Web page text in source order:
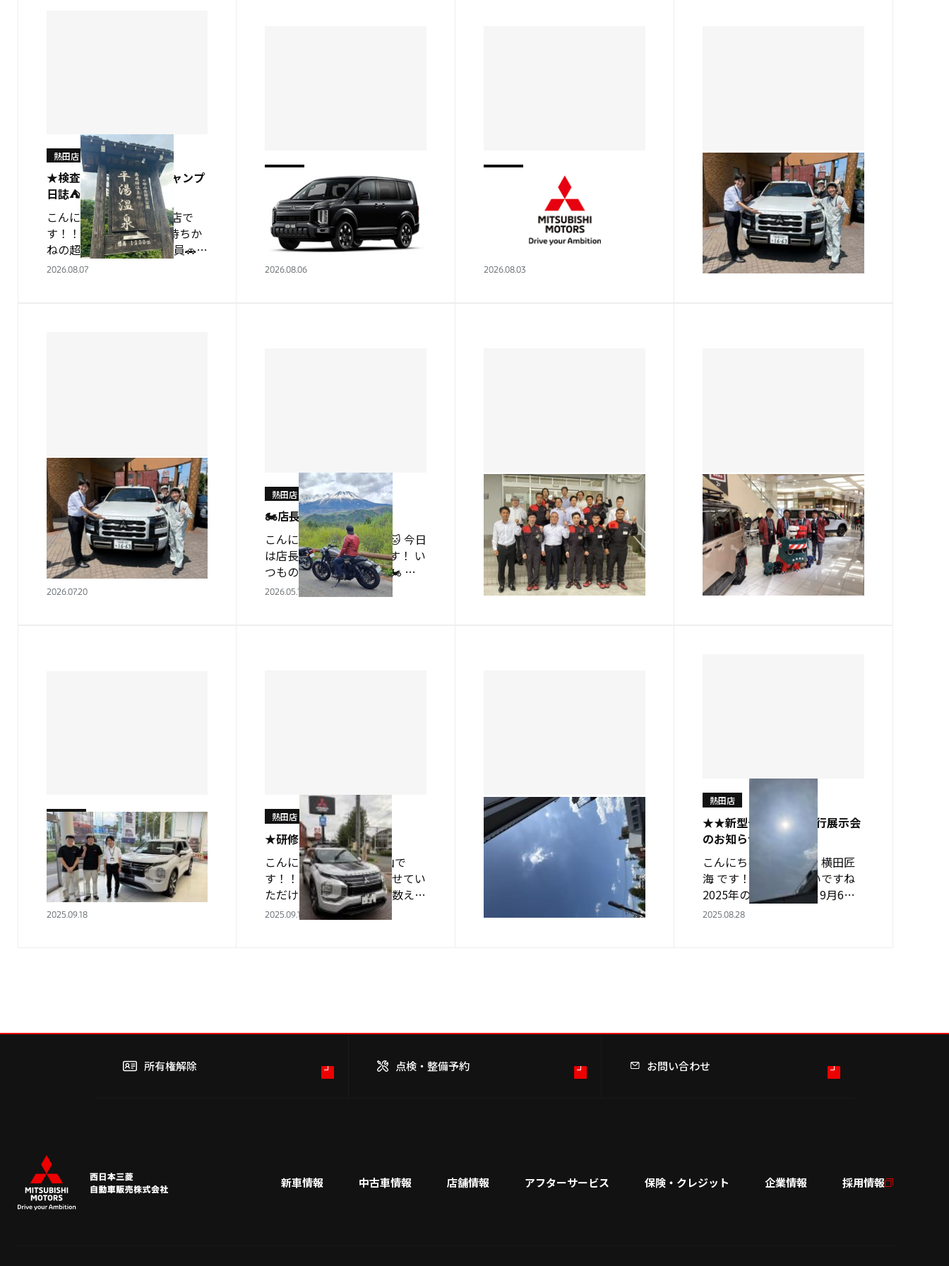
★検査員🚗村上のソロキャンプ
日誌⛺★ vol.1
熱田店
こんにちは！！！🌞熱田店で
す！！ 本日から皆様お待ちか
ねの超大人気企画 『検査員🚗村
上のソロキャンプ日誌⛺』が始
2026.08.07
実習生のご紹介（３人目）
こんにちは！！！🌞熱田店で
す！！ お待たせしました！ 実
習生自己紹介のトリを務めさせ
ていただきます、佐用と申しま
2026.08.06
実習生のご紹介（２人目）
はじめまして！ この度、実習生
として熱田店に配属になりまし
た、権野です。 まだまだ勉強中
で覚えることは山ほどあります
2026.08.03
実習生のご紹介（１人目）
熱田店
こんにちは！ 先週のブログでも
ご紹介しましたように、熱田店
には先週から 三菱自動車工業の
実習生３名が加わりました。 こ
2026.07.25
★今年も○○○が来たッ！！！
★
熱田店
こんにちは！！！🌞熱田店で
す！！ 暑い日が続きますが皆
様いかがお過ごしでしょうか？
私はそろそろエアコンをつけよ
2026.07.20
🏍店長の休日🍴
熱田店
こんにちは、熱田店です🐱 今日
は店長の休日を紹介します！ い
つものツーリングへ出発🏍 お
天気も良く気持ちよさそう🌞 そ
2026.05.17
🍃フェア始まりました🍃
熱田店
こんにちは、熱田店です😽
5/1（金）～5/31（日）まで ✨
三菱・初夏のフルスロットル祭
り開催中✨ スーパーマイカープ
2026.05.01
デリカ祭行って来ました！
熱田店
こんにちは、熱田店です😺 先
日、イオンモールナゴヤドーム
前で デリカの移動展示会が行わ
れました🌟 なんと激レアのビッ
2026.03.12
お世話になりました！！
熱田店
こんにちは！！ 実習生の 横田
匠海 です！ いかがお過ごしで
しょうか？ 日中はまだまだ 暑
い ですが 日の入りが段々と早
2025.09.18
★研修生３人で試乗★
熱田店
こんにちは 実習生の浦山で
す！！ 熱田店で研修をさせてい
ただける日も 残り片手で数えら
れる程となりました．．． とい
2025.09.13
★新たな仲間？！★
熱田店
こんにちは～！ 実習生の青木龍
一です！ 台風も過ぎて、めちゃ
めちゃ晴れ！！！ 今日は暑いで
す いつになったら暑さが無くな
★★新型デリカミニ先行展示会
のお知らせ★★
熱田店
こんにちは！ 実習生の 横田匠
海 です！！ 今日も暑いですね
2025年の８月23日から9月6日
は 処暑（夏至や冬至みたいな感
2025.08.28
所有権解除 点検・整備予約 お問い合わせ
新車情報 中古車情報 店舗情報 アフターサービス 保険・クレジット 企業情報 採用情報